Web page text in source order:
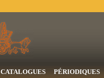
CATALOGUES PÉRIODIQUES